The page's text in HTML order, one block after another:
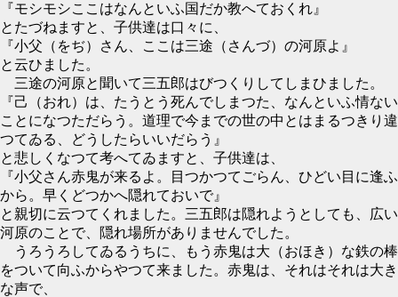
『モシモシここはなんといふ国だか教へておくれ』
とたづねますと、子供達は口々に、
『小父（をぢ）さん、ここは三途（さんづ）の河原よ』
と云ひました。
三途の河原と聞いて三五郎はびつくりしてしまひました。
『己（おれ）は、たうとう死んでしまつた、なんといふ情ない
ことになつただらう。道理で今までの世の中とはまるつきり違
つてゐる、どうしたらいいだらう』
と悲しくなつて考へてゐますと、子供達は、
『小父さん赤鬼が来るよ。目つかつてごらん、ひどい目に逢ふ
から。早くどつかへ隠れておいで』
と親切に云つてくれました。三五郎は隠れようとしても、広い
河原のことで、隠れ場所がありませんでした。
うろうろしてゐるうちに、もう赤鬼は大（おほき）な鉄の棒
をついて向ふからやつて来ました。赤鬼は、それはそれは大き
な声で、